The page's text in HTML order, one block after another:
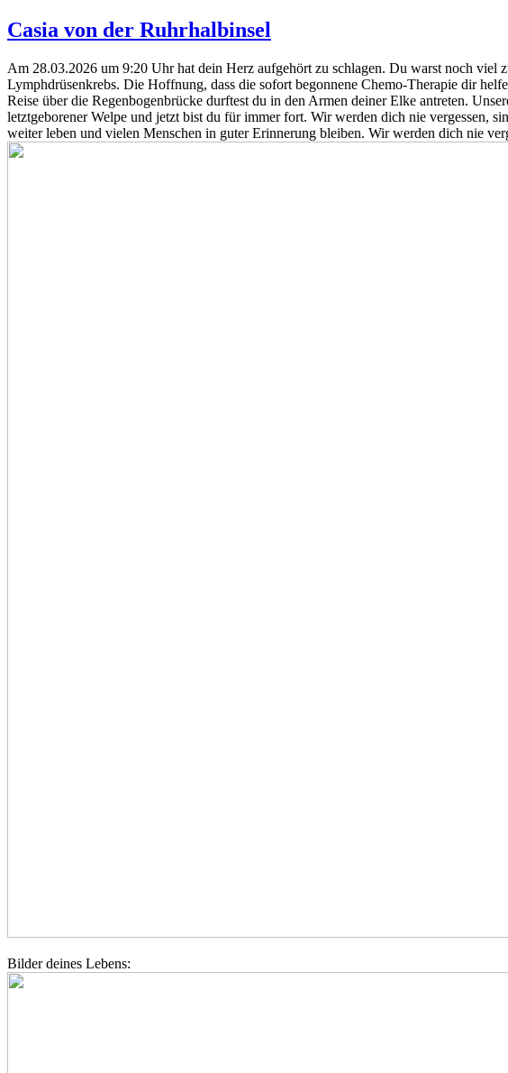
Casia von der Ruhrhalbinsel
Am 28.03.2026 um 9:20 Uhr hat dein Herz aufgehört zu schlagen. Du warst noch viel
Lymphdrüsenkrebs. Die Hoffnung, dass die sofort begonnene Chemo-Therapie dir
Reise über die Regenbogenbrücke durftest du in den Armen deiner Elke antreten.
letztgeborener Welpe und jetzt bist du für immer fort. Wir werden dich nie vergessen,
weiter leben und vielen Menschen in guter Erinnerung bleiben. Wir werden dich nie
Bilder deines Lebens: